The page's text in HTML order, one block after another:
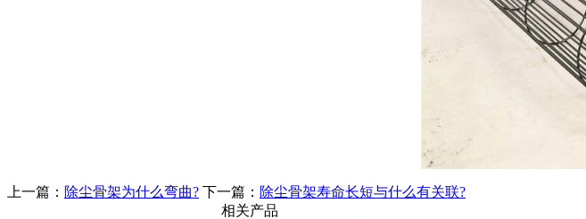
上一篇： 除尘骨架为什么弯曲? 下一篇： 除尘骨架寿命长短与什么有关联?
相关产品